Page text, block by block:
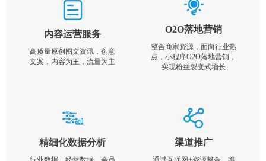
内容运营服务
高质量原创图文资讯，创意
文案，内容为王，流量为主
O2O落地营销
整合商家资源，面向行业热
点，小程序O2O落地营销，
实现粉丝裂变式增长
精细化数据分析 渠道推广